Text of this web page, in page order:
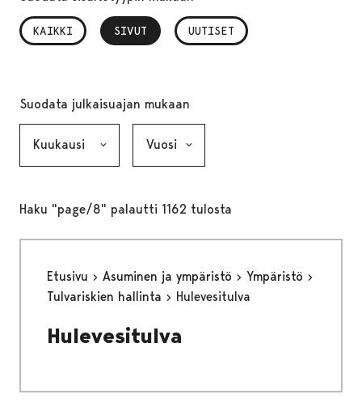
KAIKKI SIVUT
, VALITTU UUTISET
Suodata julkaisuajan mukaan
Haku "page/8" palautti 1162 tulosta
Etusivu Asuminen ja ympäristö
Ympäristö
Tulvariskien hallinta
Hulevesitulva
Hulevesitulva